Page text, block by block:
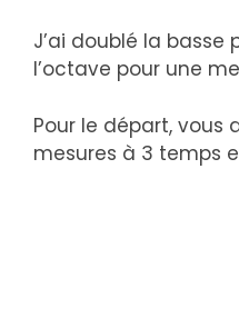
J’ai doublé la basse
l’octave pour une
Pour le départ, vous
mesures à 3 temps